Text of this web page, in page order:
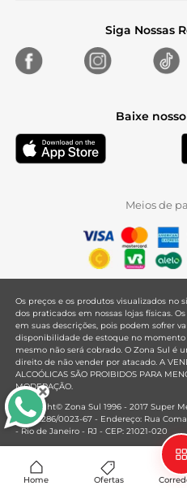
Home Ofertas
Siga Nossas
Baixe
Meios de
Os preços e os produtos visualizados no
dos praticados em nossas lojas físicas.
em suas descrições, pois podem sofrer
disponibilidade de estoque no momento
mesmo não será cobrado. O Zona Sul é
direito de não vender por atacado. A
ALCOÓLICAS SÃO PROIBIDOS PARA
MODERAÇÃO.
Copyright© Zona Sul 1996 - 2017 Super
33.381.286/0023-67 - Endereço: Rua
- Rio de Janeiro - RJ - CEP: 21021-020
Mantido por